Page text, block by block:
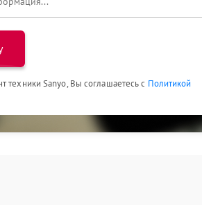
техники Sanyo, Вы соглашаетесь с Политикой